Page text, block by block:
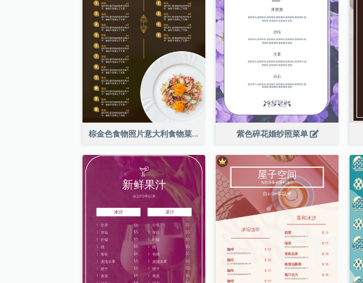
棕金色食物照片意大利食物菜单 紫色碎花婚纱照菜单